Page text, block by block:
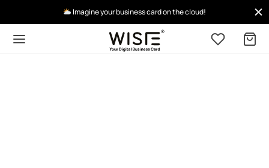
Imagine your business card on the cloud!